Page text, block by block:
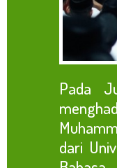
Pada
dari